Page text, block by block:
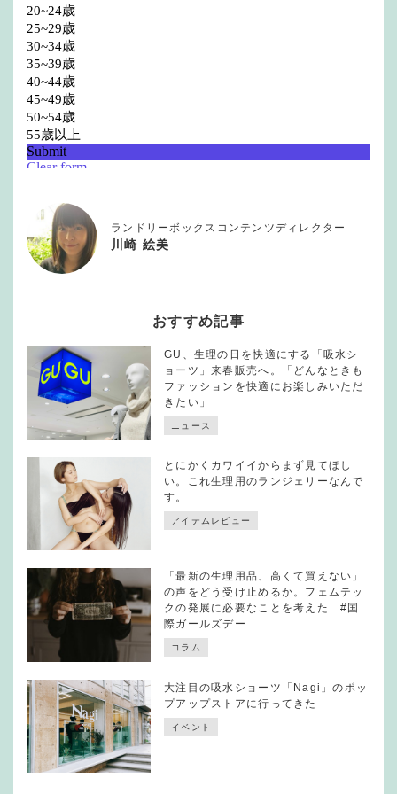
ランドリーボックスコンテンツディレクター
川崎 絵美
おすすめ記事
GU、生理の日を快適にする「吸水シ
ョーツ」来春販売へ。「どんなときも
ファッションを快適にお楽しみいただ
きたい」
ニュース
とにかくカワイイからまず見てほし
い。これ生理用のランジェリーなんで
す。
アイテムレビュー
「最新の生理用品、高くて買えない」
の声をどう受け止めるか。フェムテッ
クの発展に必要なことを考えた #国
際ガールズデー
コラム
大注目の吸水ショーツ「Nagi」のポッ
プアップストアに行ってきた
イベント